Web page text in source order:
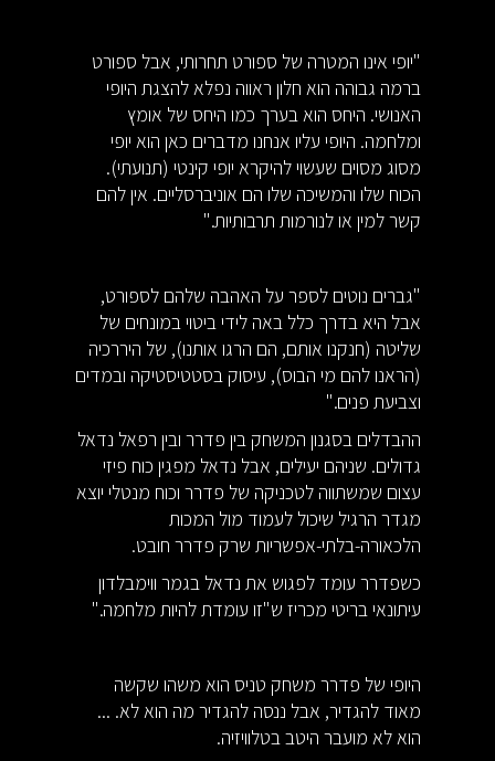
"יופי אינו המטרה של ספורט תחרותי, אבל ספורט
ברמה גבוהה הוא חלון ראווה נפלא להצגת היופי
האנושי. היחס הוא בערך כמו היחס של אומץ
ומלחמה. היופי עליו אנחנו מדברים כאן הוא יופי
מסוג מסוים שעשוי להיקרא יופי קינטי (תנועתי).
הכוח שלו והמשיכה שלו הם אוניברסליים. אין להם
קשר למין או לנורמות תרבותיות."
"גברים נוטים לספר על האהבה שלהם לספורט,
אבל היא בדרך כלל באה לידי ביטוי במונחים של
שליטה (חנקנו אותם, הם הרגו אותנו), של היררכיה
(הראנו להם מי הבוס), עיסוק בסטטיסטיקה ובמדים
וצביעת פנים."
ההבדלים בסגנון המשחק בין פדרר ובין רפאל נדאל
גדולים. שניהם יעילים, אבל נדאל מפגין כוח פיזי
עצום שמשתווה לטכניקה של פדרר וכוח מנטלי יוצא
מגדר הרגיל שיכול לעמוד מול המכות
הלכאורה-בלתי-אפשריות שרק פדרר חובט.
כשפדרר עומד לפגוש את נדאל בגמר ווימבלדון
עיתונאי בריטי מכריז ש"זו עומדת להיות מלחמה."
היופי של פדרר משחק טניס הוא משהו שקשה
מאוד להגדיר, אבל ננסה להגדיר מה הוא לא. ...
הוא לא מועבר היטב בטלוויזיה.